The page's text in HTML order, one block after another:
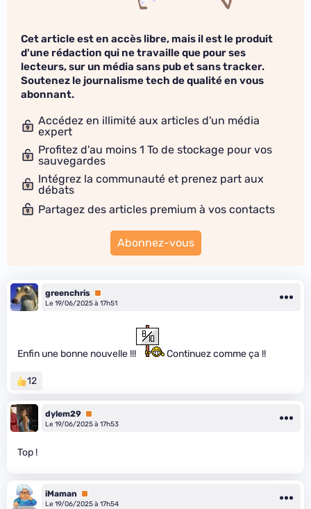
Cet article est en accès libre, mais il est le produit
d'une rédaction qui ne travaille que pour ses
lecteurs, sur un média sans pub et sans tracker.
Soutenez le journalisme tech de qualité en vous
abonnant.
Accédez en illimité aux articles d'un média
expert
Profitez d'au moins 1 To de stockage pour vos
sauvegardes
Intégrez la communauté et prenez part aux
débats
Partagez des articles premium à vos contacts
Abonnez-vous
greenchris Premium
Le 19/06/2025 à 17h51
Enfin une bonne nouvelle !!! Continuez comme ça !!
12
dylem29 Premium
Le 19/06/2025 à 17h53
Top !
iMaman
Premium
Le 19/06/2025 à 17h54